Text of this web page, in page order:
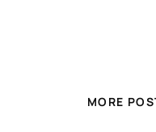
MORE